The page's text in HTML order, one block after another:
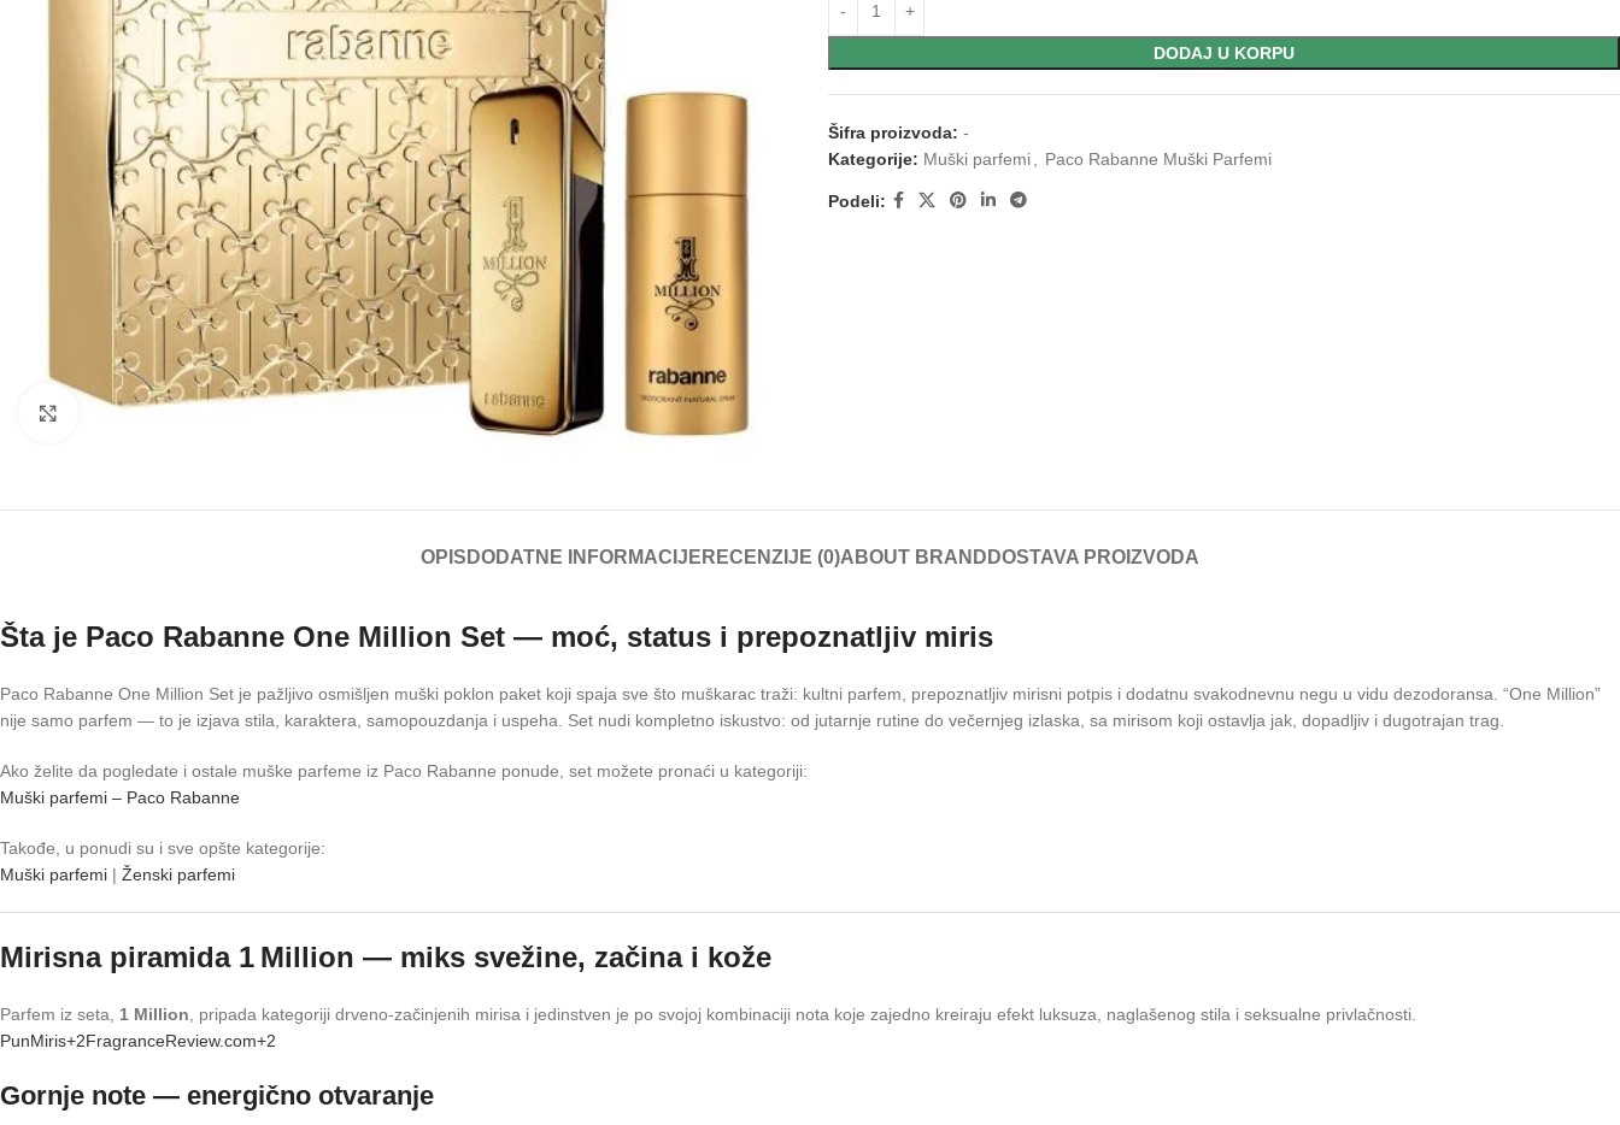
Click to enlarge
DODAJ U KORPU
Šifra proizvoda: -
Kategorije: Muški parfemi Paco Rabanne Muški Parfemi
Podeli:
OPIS DODATNE INFORMACIJE RECENZIJE (0)ABOUT BRAND DOSTAVA PROIZVODA
Šta je Paco Rabanne One Million Set — moć, status i prepoznatljiv miris
Paco Rabanne One Million Set je pažljivo osmišljen muški poklon paket koji spaja sve što muškarac traži: kultni parfem, prepoznatljiv mirisni potpis i dodatnu svakodnevnu negu u vidu dezodoransa. “One Million”
nije samo parfem — to je izjava stila, karaktera, samopouzdanja i uspeha. Set nudi kompletno iskustvo: od jutarnje rutine do večernjeg izlaska, sa mirisom koji ostavlja jak, dopadljiv i dugotrajan trag.
Ako želite da pogledate i ostale muške parfeme iz Paco Rabanne ponude, set možete pronaći u kategoriji:
Muški parfemi – Paco Rabanne
Takođe, u ponudi su i sve opšte kategorije:
Muški parfemi | Ženski parfemi
Mirisna piramida 1 Million — miks svežine, začina i kože
Parfem iz seta, 1 Million , pripada kategoriji drveno-začinjenih mirisa i jedinstven je po svojoj kombinaciji nota koje zajedno kreiraju efekt luksuza, naglašenog stila i seksualne privlačnosti.
PunMiris+2FragranceReview.com+2
Gornje note — energično otvaranje